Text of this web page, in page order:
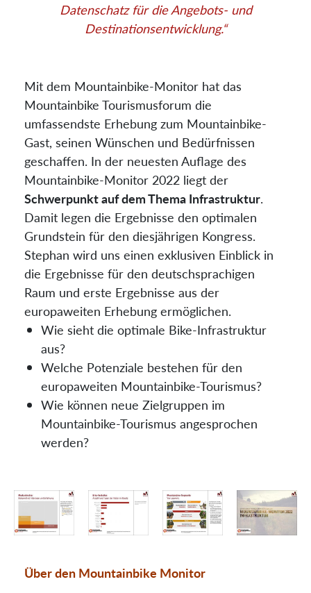
Datenschatz für die Angebots- und
Destinationsentwicklung.“
Mit dem Mountainbike-Monitor hat das
Mountainbike Tourismusforum die
umfassendste Erhebung zum Mountainbike-
Gast, seinen Wünschen und Bedürfnissen
geschaffen. In der neuesten Auflage des
Mountainbike-Monitor 2022 liegt der
Schwerpunkt auf dem Thema Infrastruktur.
Damit legen die Ergebnisse den optimalen
Grundstein für den diesjährigen Kongress.
Stephan wird uns einen exklusiven Einblick in
die Ergebnisse für den deutschsprachigen
Raum und erste Ergebnisse aus der
europaweiten Erhebung ermöglichen.
Wie sieht die optimale Bike-Infrastruktur
aus?
Welche Potenziale bestehen für den
europaweiten Mountainbike-Tourismus?
Wie können neue Zielgruppen im
Mountainbike-Tourismus angesprochen
werden?
Über den Mountainbike Monitor